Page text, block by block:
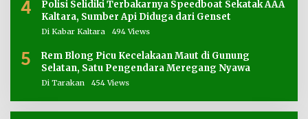
4
Polisi Selidiki Terbakarnya Speedboat Sekatak AAA
Kaltara, Sumber Api Diduga dari Genset
Di Kabar Kaltara 494 Views
5
Rem Blong Picu Kecelakaan Maut di Gunung
Selatan, Satu Pengendara Meregang Nyawa
Di Tarakan 454 Views